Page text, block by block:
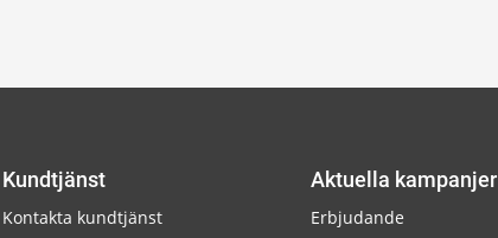
Kundtjänst
Kontakta kundtjänst
Aktuella kampanjer
Erbjudande